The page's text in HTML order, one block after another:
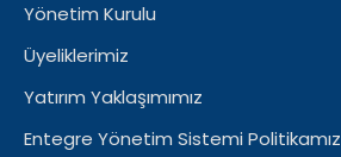
Yönetim Kurulu
Üyeliklerimiz
Yatırım Yaklaşımımız
Entegre Yönetim Sistemi Politikamız